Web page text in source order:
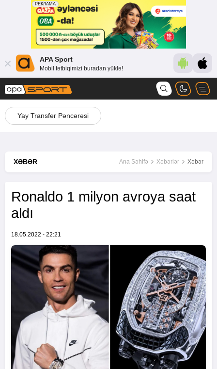
APA Sport
Mobil tətbiqimizi buradan yüklə!
Yay Transfer Pəncərəsi
XƏBƏR Ana Səhifə Xəbərlər Xəbər
Ronaldo 1 milyon avroya saat
aldı
18.05.2022 - 22:21